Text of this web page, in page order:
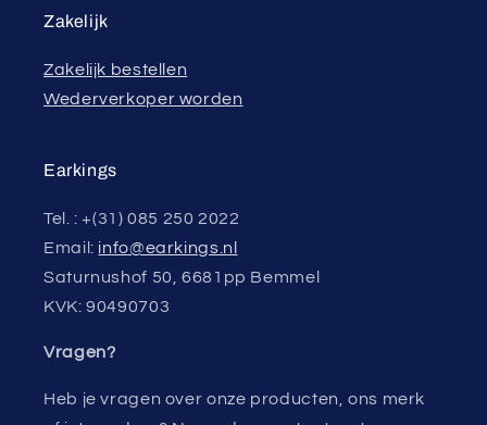
Zakelijk
Zakelijk bestellen
Wederverkoper worden
Earkings
Tel. : +(31) 085 250 2022
Email: info@earkings.nl
Saturnushof 50, 6681pp Bemmel
KVK: 90490703
Vragen?
Heb je vragen over onze producten, ons merk